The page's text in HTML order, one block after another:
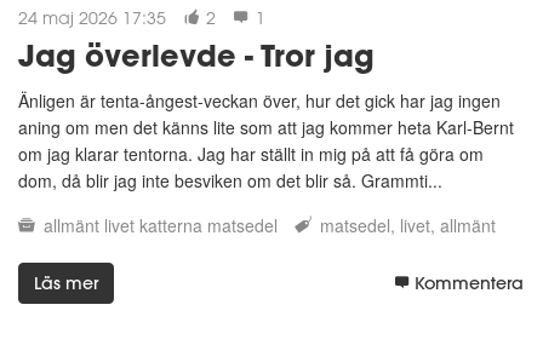
24 maj 2026 17:35 2 1
Jag överlevde - Tror jag
Änligen är tenta-ångest-veckan över, hur det gick har jag ingen
aning om men det känns lite som att jag kommer heta Karl-Bernt
om jag klarar tentorna. Jag har ställt in mig på att få göra om
dom, då blir jag inte besviken om det blir så. Grammti...
allmänt livet katterna matsedel matsedel livet allmänt
Läs mer Kommentera